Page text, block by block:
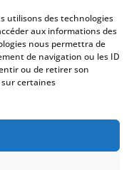
utilisons des technologies
aux informations des
nous permettra de
de navigation ou les ID
ou de retirer son
certaines